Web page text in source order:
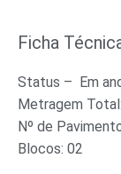
Ficha
Status – Em
Metragem
Nº de
Blocos: 02